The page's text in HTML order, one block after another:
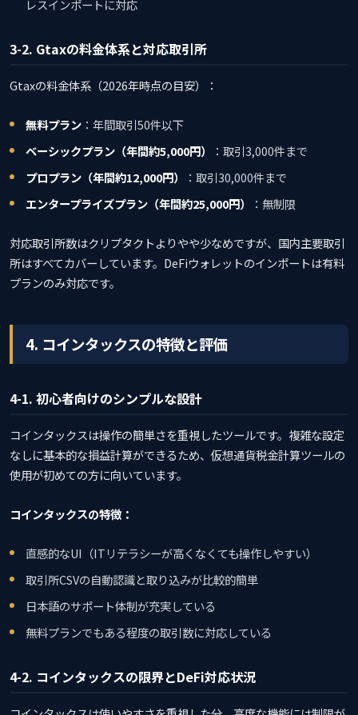
レスインポートに対応
3-2. Gtaxの料金体系と対応取引所
Gtaxの料金体系（2026年時点の目安）：
無料プラン ：年間取引50件以下
ベーシックプラン（年間約5,000円）
：取引3,000件まで
プロプラン（年間約12,000円）
：取引30,000件まで
エンタープライズプラン（年間約25,000円）
：無制限
対応取引所数はクリプタクトよりやや少なめですが、国内主要取引
所はすべてカバーしています。DeFiウォレットのインポートは有料
プランのみ対応です。
4. コインタックスの特徴と評価
4-1. 初心者向けのシンプルな設計
コインタックスは操作の簡単さを重視したツールです。複雑な設定
なしに基本的な損益計算ができるため、仮想通貨税金計算ツールの
使用が初めての方に向いています。
コインタックスの特徴：
直感的なUI（ITリテラシーが高くなくても操作しやすい）
取引所CSVの自動認識と取り込みが比較的簡単
日本語のサポート体制が充実している
無料プランでもある程度の取引数に対応している
4-2. コインタックスの限界とDeFi対応状況